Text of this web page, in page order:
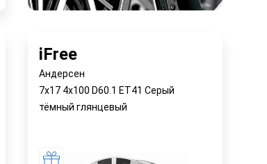
iFree
Андерсен
7x17 4x100 D60.1 ET41 Серый
тёмный глянцевый